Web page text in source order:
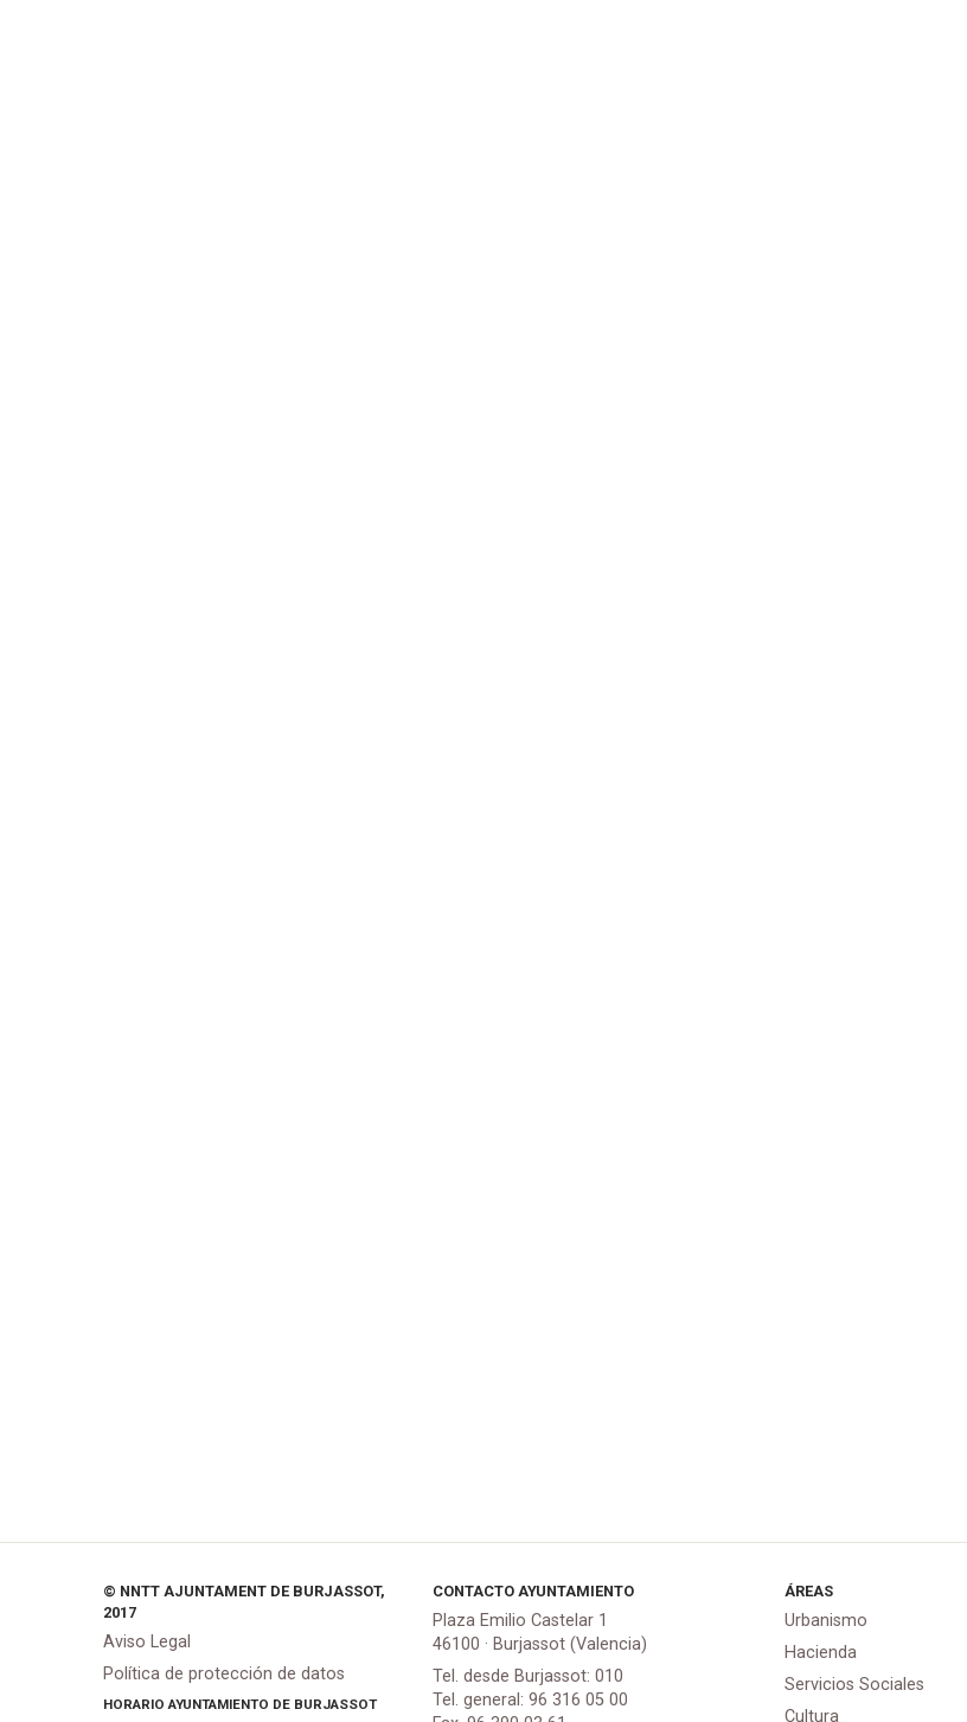
© NNTT AJUNTAMENT DE BURJASSOT,
2017
Aviso Legal
Política de protección de datos
HORARIO AYUNTAMIENTO DE BURJASSOT
CONTACTO AYUNTAMIENTO
Plaza Emilio Castelar 1
46100 · Burjassot (Valencia)
Tel. desde Burjassot: 010
Tel. general: 96 316 05 00
ÁREAS
Urbanismo
Hacienda
Servicios Sociales
Cultura